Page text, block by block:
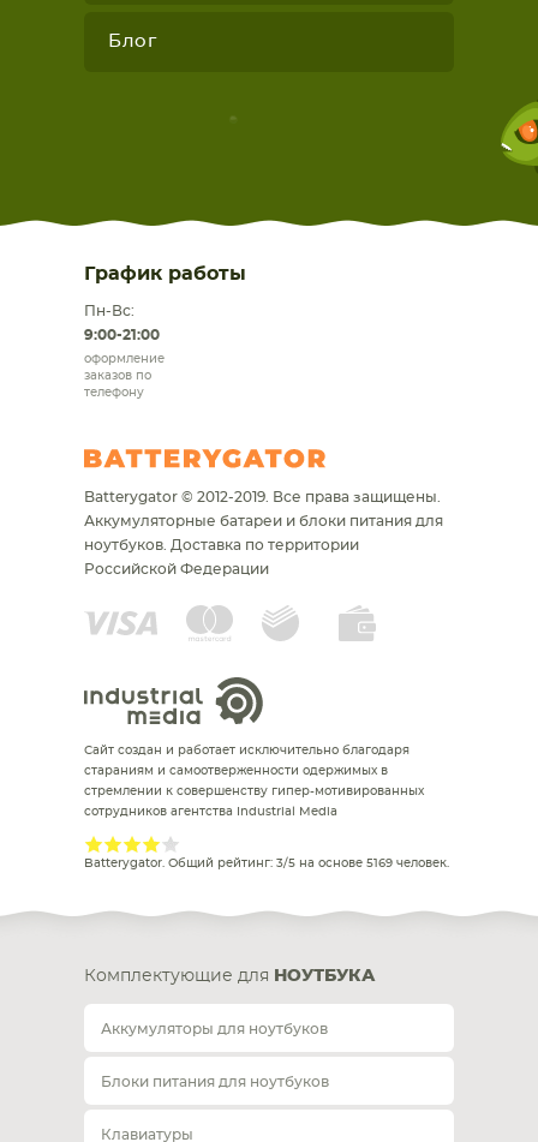
Блог
График работы
Пн-Вс:
9:00-21:00
оформление
заказов по
телефону
Batterygator © 2012-2019. Все права защищены.
Аккумуляторные батареи и блоки питания для
ноутбуков. Доставка по территории
Российской Федерации
Сайт создан и работает исключительно благодаря
стараниям и самоотверженности одержимых в
стремлении к совершенству гипер-мотивированных
сотрудников агентства Industrial Media
Batterygator. Общий рейтинг: 3/5 на основе 5169 человек.
Комплектующие для НОУТБУКА
Аккумуляторы для ноутбуков
Блоки питания для ноутбуков
Клавиатуры